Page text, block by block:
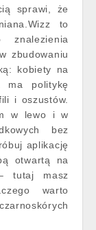
sprawi, że
to
znalezienia
zbudowaniu
kobiety na
ma politykę
i oszustów.
w lewo i w
bez
aplikację
otwartą na
tutaj masz
warto